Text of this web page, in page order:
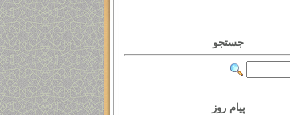
جستجو
پیام روز